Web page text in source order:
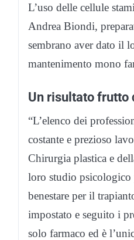
L’uso delle cellule
Andrea Biondi,
sembrano aver dato il
mantenimento mono
Un risultato frutto
“L’elenco dei
costante e prezioso
Chirurgia plastica e
loro studio psicologico
benestare per il
impostato e seguito i
solo farmaco ed è